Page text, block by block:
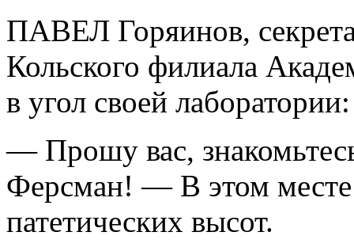
ПАВЕЛ Горяинов,
Кольского филиала
в угол своей лаборатории:
— Прошу вас,
Ферсман! — В этом
патетических высот.